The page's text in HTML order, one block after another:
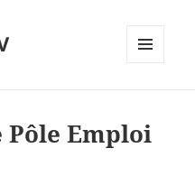
Pôle Emploi